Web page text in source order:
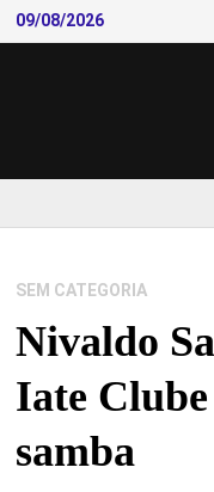
Skip
to
09/08/2026
SEM CATEGORIA
Nivaldo
Iate
samba